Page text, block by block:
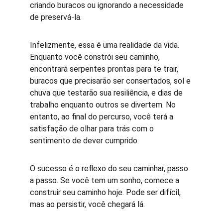
criando buracos ou ignorando a necessidade
de preservá-la.
Infelizmente, essa é uma realidade da vida.
Enquanto você constrói seu caminho,
encontrará serpentes prontas para te trair,
buracos que precisarão ser consertados, sol e
chuva que testarão sua resiliência, e dias de
trabalho enquanto outros se divertem. No
entanto, ao final do percurso, você terá a
satisfação de olhar para trás com o
sentimento de dever cumprido.
O sucesso é o reflexo do seu caminhar, passo
a passo. Se você tem um sonho, comece a
construir seu caminho hoje. Pode ser difícil,
mas ao persistir, você chegará lá.